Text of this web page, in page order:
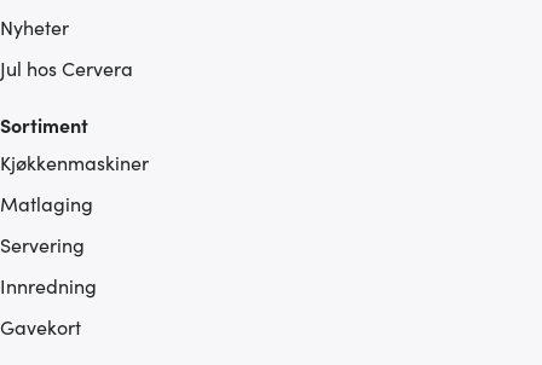
Nyheter
Jul hos Cervera
Sortiment
Kjøkkenmaskiner
Matlaging
Servering
Innredning
Gavekort